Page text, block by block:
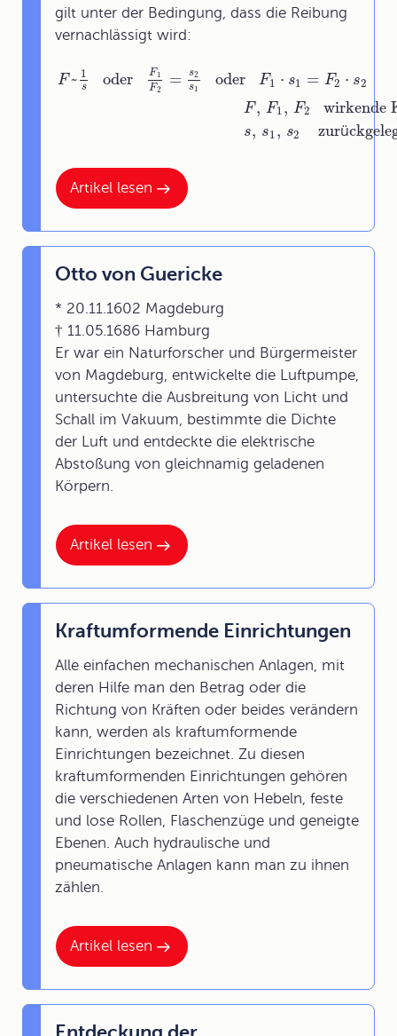
Artikel lesen
gilt unter der Bedingung, dass die Reibung
vernachlässigt wird:
F~ 1
s oder F1
F2
= s2
s1
oderF1 ⋅ s1 = F2 ⋅ s2
F, F1, F2 wirkende
s, s1 , s2 zurü
Artikel lesen
Otto von Guericke
* 20.11.1602 Magdeburg
† 11.05.1686 Hamburg
Er war ein Naturforscher und Bürgermeister
von Magdeburg, entwickelte die Luftpumpe,
untersuchte die Ausbreitung von Licht und
Schall im Vakuum, bestimmte die Dichte
der Luft und entdeckte die elektrische
Abstoßung von gleichnamig geladenen
Körpern.
Artikel lesen
Kraftumformende Einrichtungen
Alle einfachen mechanischen Anlagen, mit
deren Hilfe man den Betrag oder die
Richtung von Kräften oder beides verändern
kann, werden als kraftumformende
Einrichtungen bezeichnet. Zu diesen
kraftumformenden Einrichtungen gehören
die verschiedenen Arten von Hebeln, feste
und lose Rollen, Flaschenzüge und geneigte
Ebenen. Auch hydraulische und
pneumatische Anlagen kann man zu ihnen
zählen.